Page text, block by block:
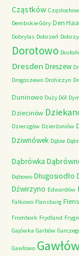
Cząstków
Dembskie Góry Den
Dobrylas Dobrzeń
Dorotowo
Dresden Dreszew
Drogoszewo Drohiczyn
Duninowo Duży Dół
Dziecinów
Dzierzgów Dzierżoniów
Dziwnówek Dąbie
Dąbrówka
Dębowo Długosiodło
Dźwirzyno Edwardów
Falkowo Flansburg
Frombork Frydland
Gajówka Garbów
Gawłowo